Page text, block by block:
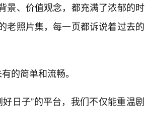
景、价值观念，都充满了浓郁的时
老照片集，每一页都诉说着过去的
的简单和流畅。
日子”的平台，我们不仅能重温剧